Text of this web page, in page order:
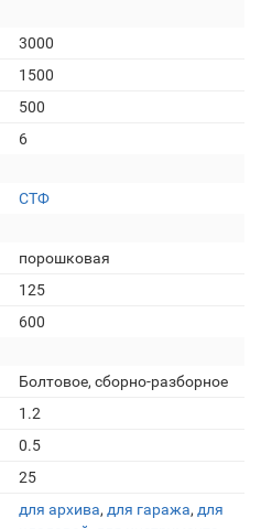
3000
1500
500
6
СТФ
порошковая
125
600
Болтовое, сборно-разборное
1.2
0.5
25
для архива, для гаража, для